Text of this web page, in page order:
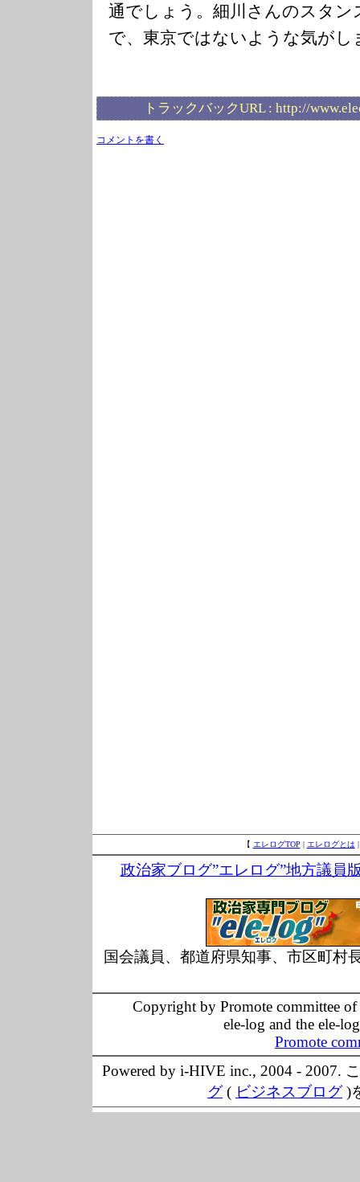
通でしょう。細川さんのスタン
で、東京ではないような気がし
トラックバックURL : http://
コメントを書く
【 エレログTOP | エレログとは
政治家ブログ”エレログ”地方議員
国会議員、都道府県知事、市区町村
Copyright by Promote committee
ele-log and the ele-
Promote
Powered by i-HIVE inc., 2004 - 2007.
グ( ビジネスブログ)